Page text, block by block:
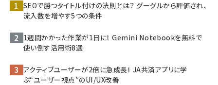
SEOで勝つタイトル付けの法則とは？ グーグルから評価され、
流入数を増やす5つの条件
1週間かかった作業が1日に！ Gemini Notebookを無料で
使い倒す活用術8選
アクティブユーザーが2倍に急成長！ JA共済アプリに学
ぶ“ユーザー視点”のUI/UX改善